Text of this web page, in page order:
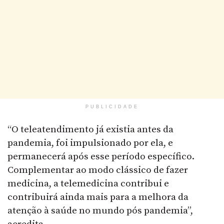
PUBLICIDADE
“O teleatendimento já existia antes da
pandemia, foi impulsionado por ela, e
permanecerá após esse período específico.
Complementar ao modo clássico de fazer
medicina, a telemedicina contribui e
contribuirá ainda mais para a melhora da
atenção à saúde no mundo pós pandemia”,